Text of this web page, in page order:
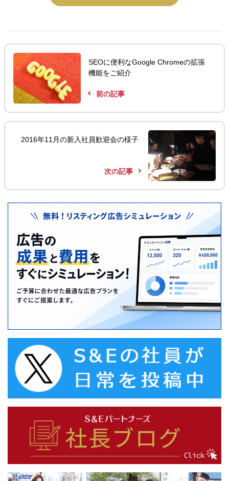
SEOに便利なGoogle Chromeの拡張
機能をご紹介
前の記事
2016年11月の新入社員歓迎会の様子
次の記事